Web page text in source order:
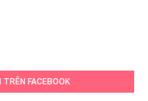
TRÊN FACEBOOK